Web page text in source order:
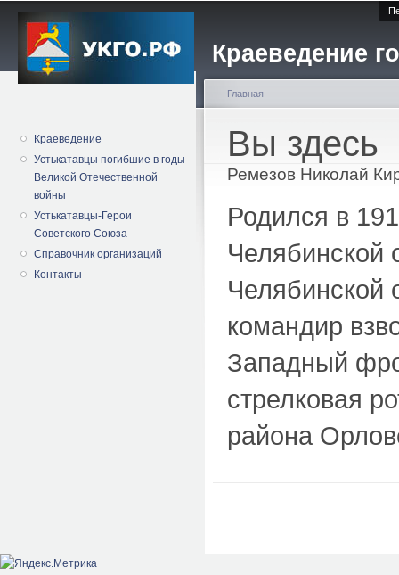
Краеведение
Краеведение
Устькатавцы погибшие в годы
Великой Отечественной
войны
Устькатавцы-Герои
Советского Союза
Справочник организаций
Контакты
Вы здесь
Главная
Ремезов Николай
Родился в
Челябинской
Челябинской
командир
Западный
стрелковая
района